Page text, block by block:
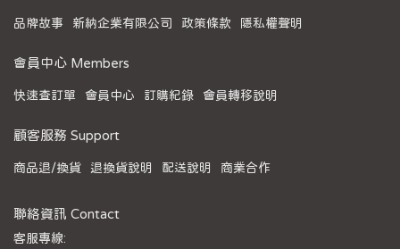
品牌故事 新納企業有限公司 政策條款 隱私權聲明
會員中心 Members
快速查訂單 會員中心 訂購紀錄 會員轉移說明
顧客服務 Support
商品退/換貨 退換貨說明 配送說明 商業合作
聯絡資訊 Contact
客服專線: